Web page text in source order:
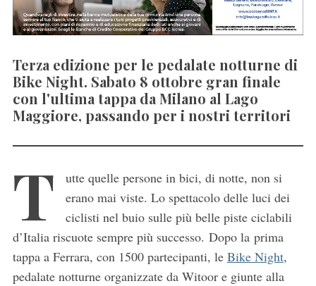
Terza edizione per le pedalate notturne di
Bike Night. Sabato 8 ottobre gran finale
con l'ultima tappa da Milano al Lago
Maggiore, passando per i nostri territori
T
utte quelle persone in bici, di notte, non si
erano mai viste. Lo spettacolo delle luci dei
ciclisti nel buio sulle più belle piste ciclabili
d’Italia riscuote sempre più successo. Dopo la prima
tappa a Ferrara, con 1500 partecipanti, le Bike Night,
pedalate notturne organizzate da Witoor e giunte alla